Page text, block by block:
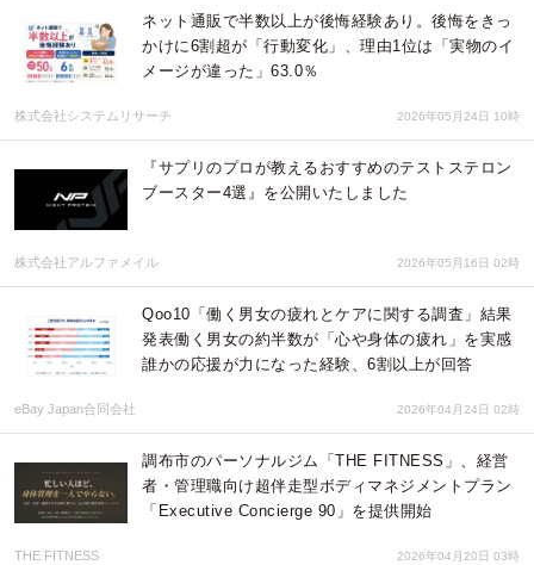
ネット通販で半数以上が後悔経験あり。後悔をきっ
かけに6割超が「行動変化」、理由1位は「実物のイ
メージが違った」63.0％
株式会社システムリサーチ 2026年05月24日 10時
『サプリのプロが教えるおすすめのテストステロン
ブースター4選』を公開いたしました
株式会社アルファメイル 2026年05月16日 02時
Qoo10「働く男女の疲れとケアに関する調査」結果
発表働く男女の約半数が「心や身体の疲れ」を実感
誰かの応援が力になった経験、6割以上が回答
eBay Japan合同会社 2026年04月24日 02時
調布市のパーソナルジム「THE FITNESS」、経営
者・管理職向け超伴走型ボディマネジメントプラン
「Executive Concierge 90」を提供開始
THE FITNESS 2026年04月20日 03時